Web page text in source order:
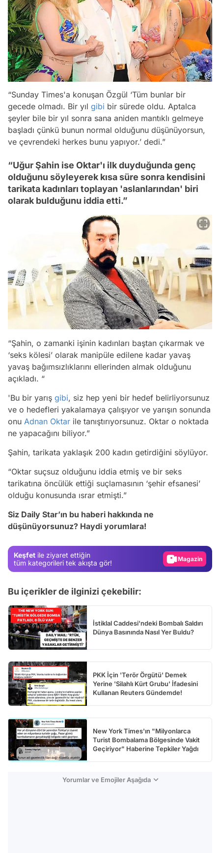
“Sunday Times'a konuşan Özgül ‘Tüm bunlar bir
gecede olmadı. Bir yıl gibi bir sürede oldu. Aptalca
şeyler bile bir yıl sonra sana aniden mantıklı gelmeye
başladı çünkü bunun normal olduğunu düşünüyorsun,
ve çevrendeki herkes bunu yapıyor.’ dedi.”
“Uğur Şahin ise Oktar'ı ilk duyduğunda genç
olduğunu söyleyerek kısa süre sonra kendisini
tarikata kadınları toplayan 'aslanlarından' biri
olarak bulduğunu iddia etti.”
“Şahin, o zamanki işinin kadınları baştan çıkarmak ve
‘seks kölesi’ olarak manipüle edilene kadar yavaş
yavaş bağımsızlıklarını ellerinden almak olduğunu
açıkladı. “
'Bu bir yarış gibi, siz hep yeni bir hedef belirliyorsunuz
ve o hedefleri yakalamaya çalışıyor ve yarışın sonunda
onu Adnan Oktar ile tanıştırıyorsunuz. Oktar o noktada
ne yapacağını biliyor.”
Şahin, tarikata yaklaşık 200 kadın getirdiğini söylüyor.
“Oktar suçsuz olduğunu iddia etmiş ve bir seks
tarikatına öncülük ettiği suçlamasının ‘şehir efsanesi’
olduğu konusunda ısrar etmişti.”
Siz Daily Star’ın bu haberi hakkında ne
düşünüyorsunuz? Haydi yorumlara!
Keşfet ile ziyaret ettiğin
tüm kategorileri tek akışta gör!
Video
Bu içerikler de ilginizi çekebilir:
İstiklal Caddesi'ndeki Bombalı Saldırı
Dünya Basınında Nasıl Yer Buldu?
PKK İçin 'Terör Örgütü' Demek
Yerine 'Silahlı Kürt Grubu' İfadesini
Kullanan Reuters Gündemde!
New York Times'ın "Milyonlarca
Turist Bombalama Bölgesinde Vakit
Geçiriyor" Haberine Tepkiler Yağdı
Yorumlar ve Emojiler Aşağıda